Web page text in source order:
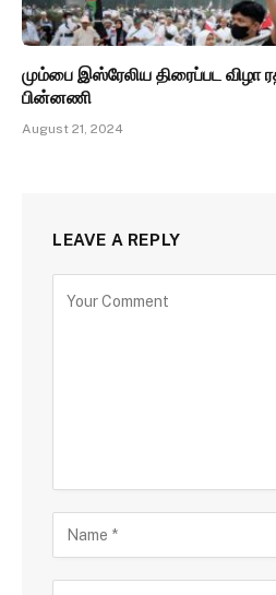
மும்பை இஸ்ரேலிய திரைப்பட விழா
பின்னணி
August 21, 2024
LEAVE A REPLY